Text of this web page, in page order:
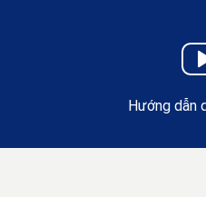
Hướng dẫn